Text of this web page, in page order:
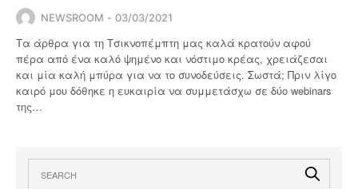
NEWSROOM 03/03/2021
Τα άρθρα για τη Τσικνοπέμπτη μας καλά κρατούν αφού
πέρα από ένα καλό ψημένο και νόστιμο κρέας, χρειάζεσαι
και μία καλή μπύρα για να το συνοδεύσεις. Σωστά; Πριν λίγο
καιρό μου δόθηκε η ευκαιρία να συμμετάσχω σε δύο webinars
της…